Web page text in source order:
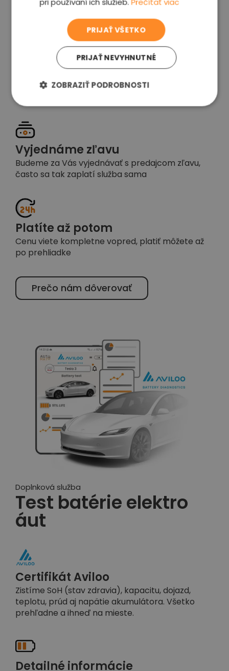
voľba
Garancia spokojnosti
Pokiaľ nebudete s našou prácou spokojní,
Vyjednáme zľavu
Budeme za Vás vyjednávať s predajcom zľavu,
často sa tak zaplatí služba sama
Platíte až potom
Cenu viete kompletne vopred, platiť môžete až
po prehliadke
Prečo nám dôverovať
Doplnková služba
Test batérie elektro
áut
Certifikát Aviloo
Zistíme SoH (stav zdravia), kapacitu, dojazd,
teplotu, prúd aj napätie akumulátora. Všetko
prehľadne a ihneď na mieste.
Detailné informácie
PRIJAŤ VŠETKO
PRIJAŤ NEVYHNUTNÉ
ZOBRAZIŤ PODROBNOSTI